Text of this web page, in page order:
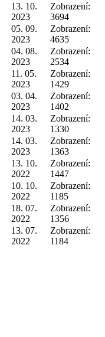
13. 10.
2023
Zobrazení:
3694
05. 09.
2023
Zobrazení:
4635
04. 08.
2023
Zobrazení:
2534
11. 05.
2023
Zobrazení:
1429
03. 04.
2023
Zobrazení:
1402
14. 03.
2023
Zobrazení:
1330
14. 03.
2023
Zobrazení:
1363
13. 10.
2022
Zobrazení:
1447
10. 10.
2022
Zobrazení:
1185
18. 07.
2022
Zobrazení:
1356
13. 07.
2022
Zobrazení:
1184